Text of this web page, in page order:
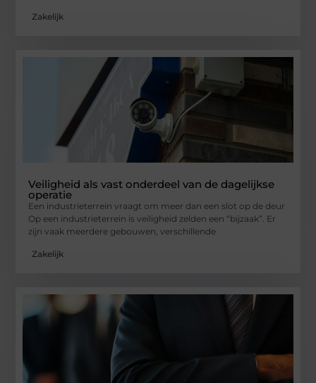
Zakelijk
Veiligheid als vast onderdeel van de dagelijkse
operatie
Een industrieterrein vraagt om meer dan een slot op de deur
Op een industrieterrein is veiligheid zelden een “bijzaak”. Er
zijn vaak meerdere gebouwen, verschillende
Zakelijk